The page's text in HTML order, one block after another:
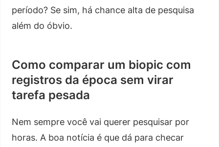
período? Se sim, há chance alta de pesquisa
além do óbvio.
Como comparar um biopic com
registros da época sem virar
tarefa pesada
Nem sempre você vai querer pesquisar por
horas. A boa notícia é que dá para checar